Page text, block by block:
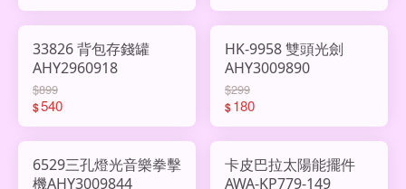
33826 背包存錢罐
AHY2960918
$899
$540
HK-9958 雙頭光劍
AHY3009890
$299
$180
6529三孔燈光音樂拳擊
機AHY3009844
卡皮巴拉太陽能擺件
AWA-KP779-149